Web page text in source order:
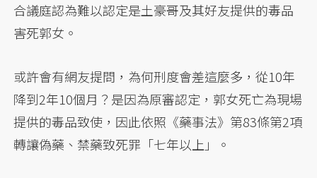
合議庭認為難以認定是土豪哥及其好友提供的毒品
害死郭女。
或許會有網友提問，為何刑度會差這麼多，從10年
降到2年10個月？是因為原審認定，郭女死亡為現場
提供的毒品致使，因此依照《藥事法》第83條第2項
轉讓偽藥、禁藥致死罪「七年以上」。